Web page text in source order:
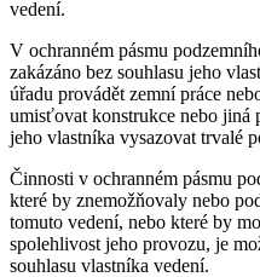
vedení.
V ochranném pásmu
zakázáno bez souhlasu jeho
úřadu provádět zemní práce
umisťovat konstrukce nebo jiná
jeho vlastníka vysazovat trvalé
Činnosti v ochranném pásmu
které by znemožňovaly nebo
tomuto vedení, nebo které by
spolehlivost jeho provozu, je
souhlasu vlastníka vedení.